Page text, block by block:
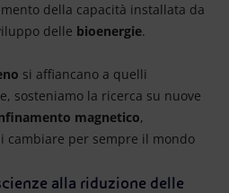
della capacità installata da
delle bioenergie.
si affiancano a quelli
sosteniamo la ricerca su nuove
magnetico,
cambiare per sempre il mondo
alla riduzione delle